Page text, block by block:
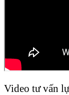
Video tư vấn